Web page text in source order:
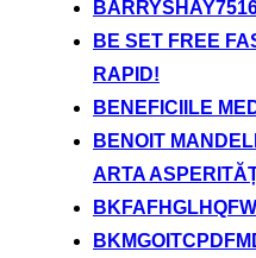
BE SET FREE
RAPID!
BENEFICIILE
BENOIT
ARTA